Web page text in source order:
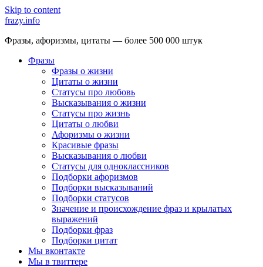
Skip to content
frazy.info
Фразы, афоризмы, цитаты — более 500 000 штук
Фразы
Фразы о жизни
Цитаты о жизни
Статусы про любовь
Высказывания о жизни
Статусы про жизнь
Цитаты о любви
Афоризмы о жизни
Красивые фразы
Высказывания о любви
Статусы для одноклассников
Подборки афоризмов
Подборки высказываний
Подборки статусов
Значение и происхождение фраз и крылатых
выражений
Подборки фраз
Подборки цитат
Мы вконтакте
Мы в твиттере